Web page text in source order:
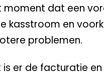
dat een
kasstroom en
problemen.
er de facturatie